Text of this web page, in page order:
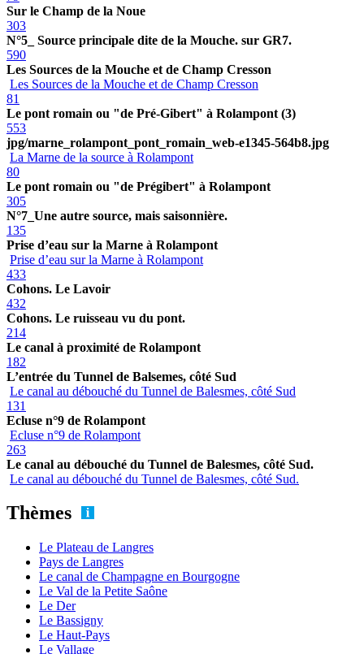
Sur le Champ de la Noue
303
N°5_ Source principale dite de la Mouche. sur GR7.
590
Les Sources de la Mouche et de Champ Cresson
Les Sources de la Mouche et de Champ Cresson
81
Le pont romain ou "de Pré-Gibert" à Rolampont (3)
553
jpg/marne_rolampont_pont_romain_web-e1345-564b8.jpg
La Marne de la source à Rolampont
80
Le pont romain ou "de Prégibert" à Rolampont
305
N°7_Une autre source, mais saisonnière.
135
Prise d’eau sur la Marne à Rolampont
Prise d’eau sur la Marne à Rolampont
433
Cohons. Le Lavoir
432
Cohons. Le ruisseau vu du pont.
214
Le canal à proximité de Rolampont
182
L’entrée du Tunnel de Balsemes, côté Sud
Le canal au débouché du Tunnel de Balesmes, côté Sud
131
Ecluse n°9 de Rolampont
Ecluse n°9 de Rolampont
263
Le canal au débouché du Tunnel de Balesmes, côté Sud.
Le canal au débouché du Tunnel de Balesmes, côté Sud.
Thèmes
Le Plateau de Langres
Pays de Langres
Le canal de Champagne en Bourgogne
Le Val de la Petite Saône
Le Der
Le Bassigny
Le Haut-Pays
Le Vallage